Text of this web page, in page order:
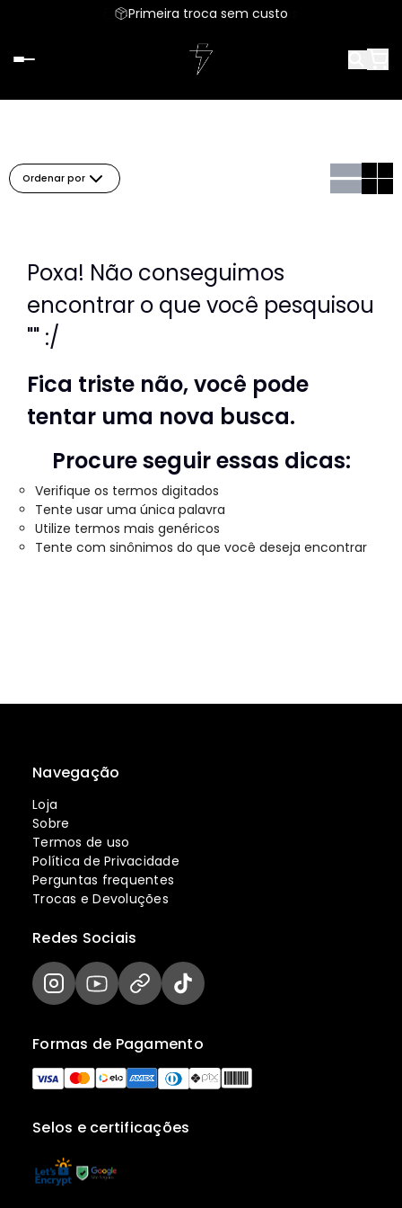
Parcele em até 6x sem juros
Primeira troca sem custo
Ordenar por
Poxa! Não conseguimos
encontrar o que você pesquisou
"" :/
Fica triste não, você pode
tentar uma nova busca.
Procure seguir essas dicas:
Verifique os termos digitados
Tente usar uma única palavra
Utilize termos mais genéricos
Tente com sinônimos do que você deseja encontrar
Navegação
Loja
Sobre
Termos de uso
Política de Privacidade
Perguntas frequentes
Trocas e Devoluções
Selos e certificações
Formas de Pagamento
Redes Sociais